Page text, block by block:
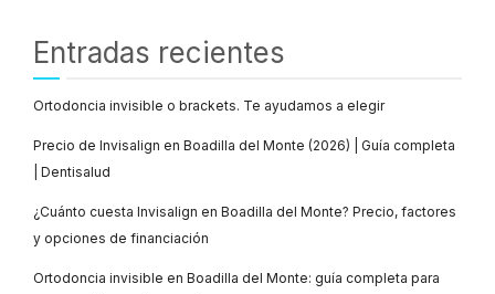
Entradas recientes
Ortodoncia invisible o brackets. Te ayudamos a elegir
Precio de Invisalign en Boadilla del Monte (2026) | Guía completa
| Dentisalud
¿Cuánto cuesta Invisalign en Boadilla del Monte? Precio, factores
y opciones de financiación
Ortodoncia invisible en Boadilla del Monte: guía completa para